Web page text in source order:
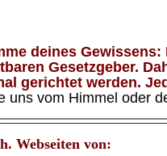
deines
Gesetzgeber.
gerichtet werden.
uns vom Himmel oder
Webseiten von: